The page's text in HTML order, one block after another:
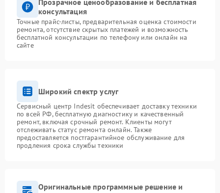
Прозрачное ценообразование и бесплатная
консультация
Точные прайс-листы, предварительная оценка стоимости
ремонта, отсутствие скрытых платежей и возможность
бесплатной консультации по телефону или онлайн на
сайте
Широкий спектр услуг
Сервисный центр Indesit обеспечивает доставку техники
по всей РФ, бесплатную диагностику и качественный
ремонт, включая срочный ремонт. Клиенты могут
отслеживать статус ремонта онлайн. Также
предоставляется постгарантийное обслуживание для
продления срока службы техники
Оригинальные программные решение и